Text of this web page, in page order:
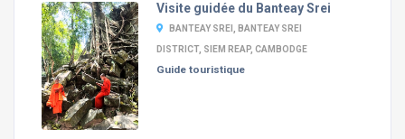
Visite guidée du Banteay Srei
BANTEAY SREI, BANTEAY SREI
DISTRICT, SIEM REAP, CAMBODGE
Guide touristique